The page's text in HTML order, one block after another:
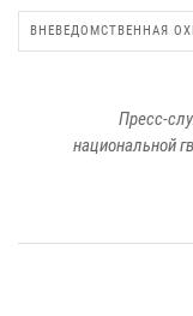
ВНЕВЕДОМСТВЕННАЯ
Пресс-
национальной